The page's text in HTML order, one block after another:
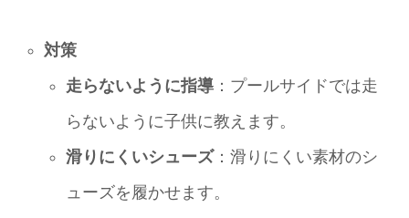
対策
走らないように指導：プールサイドでは走
らないように子供に教えます。
滑りにくいシューズ：滑りにくい素材のシ
ューズを履かせます。